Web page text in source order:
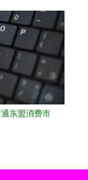
东盟消费市